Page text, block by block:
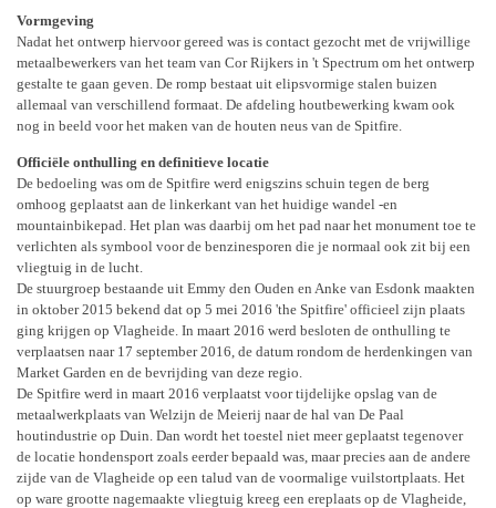
Vormgeving
Nadat het ontwerp hiervoor gereed was is contact gezocht met de vrijwillige
metaalbewerkers van het team van Cor Rijkers in 't Spectrum om het ontwerp
gestalte te gaan geven. De romp bestaat uit elipsvormige stalen buizen
allemaal van verschillend formaat. De afdeling houtbewerking kwam ook
nog in beeld voor het maken van de houten neus van de Spitfire.
Officiële onthulling en definitieve locatie
De bedoeling was om de Spitfire werd enigszins schuin tegen de berg
omhoog geplaatst aan de linkerkant van het huidige wandel -en
mountainbikepad. Het plan was daarbij om het pad naar het monument toe te
verlichten als symbool voor de benzinesporen die je normaal ook zit bij een
vliegtuig in de lucht.
De stuurgroep bestaande uit Emmy den Ouden en Anke van Esdonk maakten
in oktober 2015 bekend dat op 5 mei 2016 'the Spitfire' officieel zijn plaats
ging krijgen op Vlagheide. In maart 2016 werd besloten de onthulling te
verplaatsen naar 17 september 2016, de datum rondom de herdenkingen van
Market Garden en de bevrijding van deze regio.
De Spitfire werd in maart 2016 verplaatst voor tijdelijke opslag van de
metaalwerkplaats van Welzijn de Meierij naar de hal van De Paal
houtindustrie op Duin. Dan wordt het toestel niet meer geplaatst tegenover
de locatie hondensport zoals eerder bepaald was, maar precies aan de andere
zijde van de Vlagheide op een talud van de voormalige vuilstortplaats. Het
op ware grootte nagemaakte vliegtuig kreeg een ereplaats op de Vlagheide,